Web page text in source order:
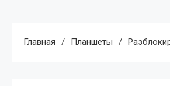
Главная Планшеты